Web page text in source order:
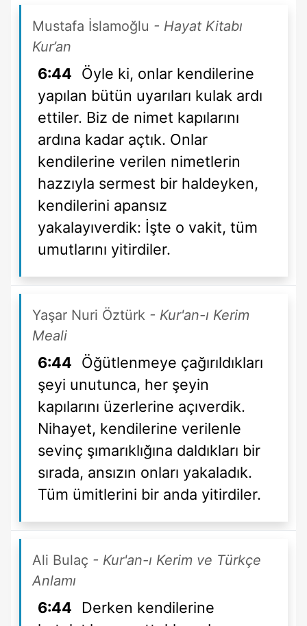
Mustafa İslamoğlu - Hayat Kitabı
Kur’an
6:44
Öyle ki, onlar kendilerine
yapılan bütün uyarıları kulak ardı
ettiler. Biz de nimet kapılarını
ardına kadar açtık. Onlar
kendilerine verilen nimetlerin
hazzıyla sermest bir haldeyken,
kendilerini apansız
yakalayıverdik: İşte o vakit, tüm
umutlarını yitirdiler.
Yaşar Nuri Öztürk - Kur'an-ı Kerim
Meali
6:44
Öğütlenmeye çağırıldıkları
şeyi unutunca, her şeyin
kapılarını üzerlerine açıverdik.
Nihayet, kendilerine verilenle
sevinç şımarıklığına daldıkları bir
sırada, ansızın onları yakaladık.
Tüm ümitlerini bir anda yitirdiler.
Ali Bulaç - Kur'an-ı Kerim ve Türkçe
Anlamı
6:44
Derken kendilerine